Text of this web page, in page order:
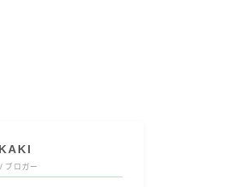
ブロガー